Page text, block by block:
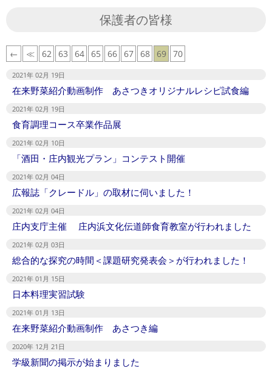
保護者の皆様
← ≪ 62 63 64 65 66 67 68 69 70
2021年 02月 19日
在来野菜紹介動画制作 あさつきオリジナルレシピ試食編
2021年 02月 19日
食育調理コース卒業作品展
2021年 02月 10日
「酒田・庄内観光プラン」コンテスト開催
2021年 02月 04日
広報誌「クレードル」の取材に伺いました！
2021年 02月 04日
庄内支庁主催 庄内浜文化伝道師食育教室が行われました
2021年 02月 03日
総合的な探究の時間＜課題研究発表会＞が行われました！
2021年 01月 15日
日本料理実習試験
2021年 01月 13日
在来野菜紹介動画制作 あさつき編
2020年 12月 21日
学級新聞の掲示が始まりました